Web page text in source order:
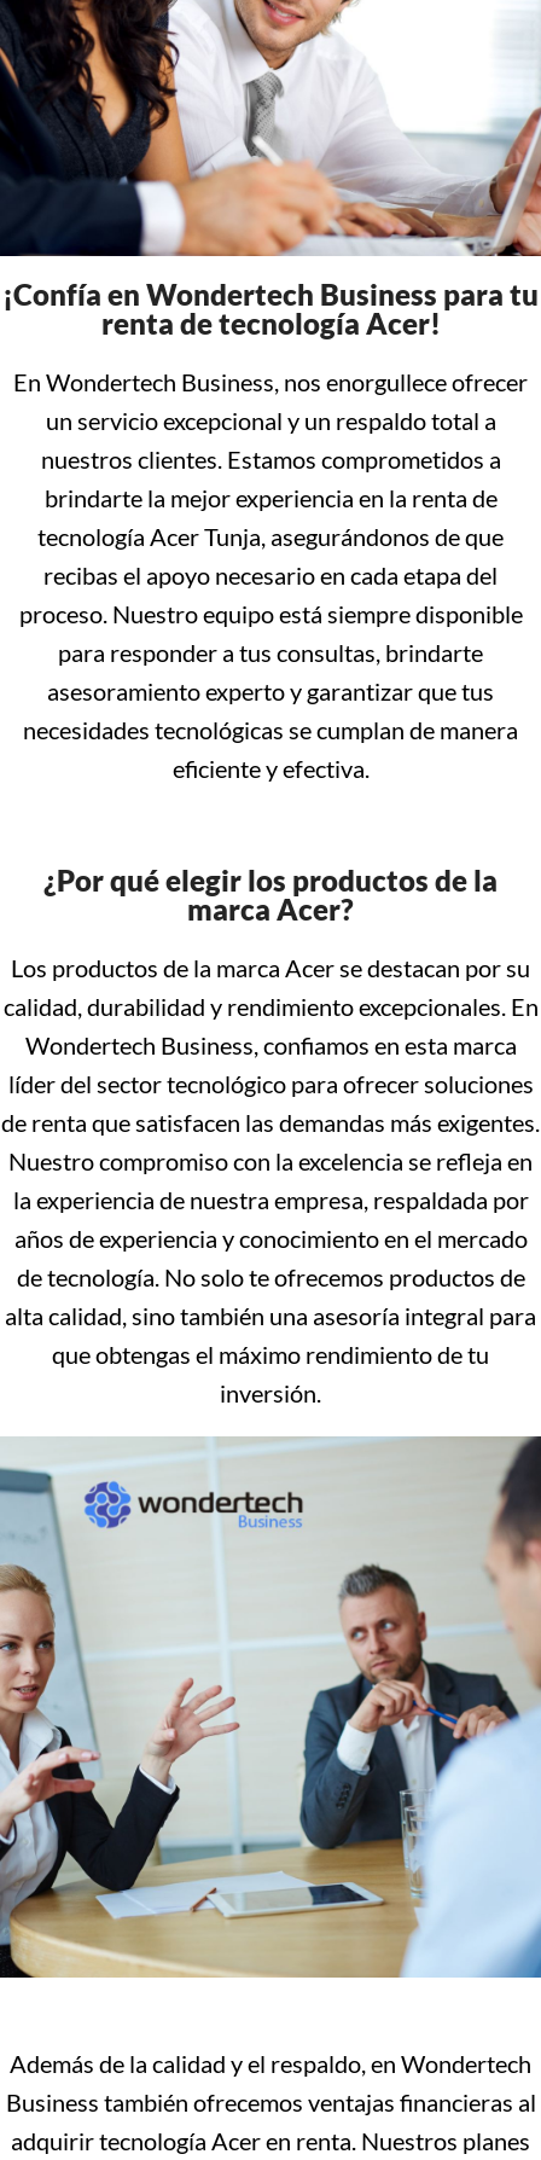
¡Confía en Wondertech Business para tu
renta de tecnología Acer!
En Wondertech Business, nos enorgullece ofrecer
un servicio excepcional y un respaldo total a
nuestros clientes. Estamos comprometidos a
brindarte la mejor experiencia en la renta de
tecnología Acer Tunja, asegurándonos de que
recibas el apoyo necesario en cada etapa del
proceso. Nuestro equipo está siempre disponible
para responder a tus consultas, brindarte
asesoramiento experto y garantizar que tus
necesidades tecnológicas se cumplan de manera
eficiente y efectiva.
¿Por qué elegir los productos de la
marca Acer?
Los productos de la marca Acer se destacan por su
calidad, durabilidad y rendimiento excepcionales. En
Wondertech Business, confiamos en esta marca
líder del sector tecnológico para ofrecer soluciones
de renta que satisfacen las demandas más exigentes.
Nuestro compromiso con la excelencia se refleja en
la experiencia de nuestra empresa, respaldada por
años de experiencia y conocimiento en el mercado
de tecnología. No solo te ofrecemos productos de
alta calidad, sino también una asesoría integral para
que obtengas el máximo rendimiento de tu
inversión.
Además de la calidad y el respaldo, en Wondertech
Business también ofrecemos ventajas financieras al
adquirir tecnología Acer en renta. Nuestros planes